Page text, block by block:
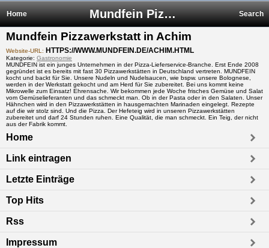
Mundfein Pizzawerkstatt in Achim
Home Search
Mundfein Pizzawerkstatt in Achim
Website-URL: HTTPS://WWW.MUNDFEIN.DE/ACHIM.HTML
Kategorie: Gastronomie
MUNDFEIN ist ein junges Unternehmen in der Pizza-Lieferservice-Branche. Erst Ende 2008
gegründet ist es bereits mit fast 30 Pizzawerkstätten in Deutschland vertreten. MUNDFEIN
kocht und backt für Sie. Unsere Nudeln und Nudelsaucen, wie bspw. unsere Bolognese,
werden in der Werkstatt gekocht und am Herd für Sie zubereitet. Bei uns kommt keine
Mikrowelle zum Einsatz! Ehrensache. Wir bekommen jede Woche frisches Gemüse und Salat
vom Gemüselieferanten und das schmeckt man. Ob in der Pasta oder in den Salaten. Unser
Hähnchen wird in den Pizzawerkstätten in hausgemachten Marinaden eingelegt. Rezepte
auf die wir stolz sind. Und die Pizza. Der Hefeteig wird in unseren Pizzawerkstätten
zubereitet und darf 24 Stunden ruhen. Eine Qualität, die man schmeckt. Ein Teig, der nicht
aus der Fabrik kommt.
Home
Link eintragen
Letzte Einträge
Top Hits
Rss
Impressum